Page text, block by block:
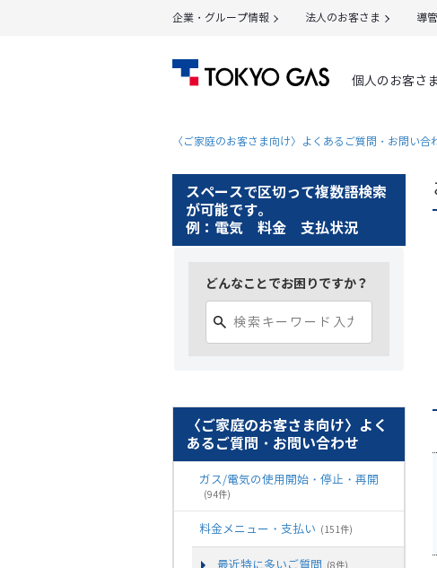
企業・グループ情報 法人のお客さま 導
個人のお客さま
〈ご家庭のお客さま向け〉よくあるご質問・お問い合
スペースで区切って複数語検索
が可能です。
例：電気 料金 支払状況
どんなことでお困りですか？
〈ご家庭のお客さま向け〉よく
あるご質問・お問い合わせ
ガス/電気の使用開始・停止・再開
(94件)
料金メニュー・支払い (151件)
最近特に多いご質問 (8件)